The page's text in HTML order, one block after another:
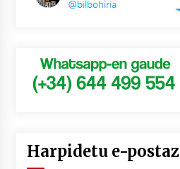
Harpidetu e-postaz